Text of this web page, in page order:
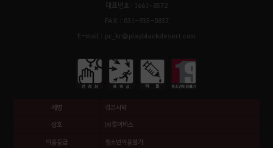
대표번호: 1661-8572
FAX : 031-935-0837
E-mail : pc_kr@playblackdesert.com
제명 검은사막
상호 ㈜펄어비스
이용등급 청소년이용불가